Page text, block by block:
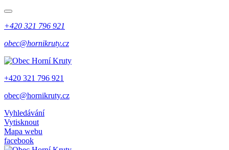
+420 321 796 921
obec@hornikruty.cz
+420 321 796 921
obec@hornikruty.cz
Vyhledávání
Vytisknout
Mapa webu
facebook